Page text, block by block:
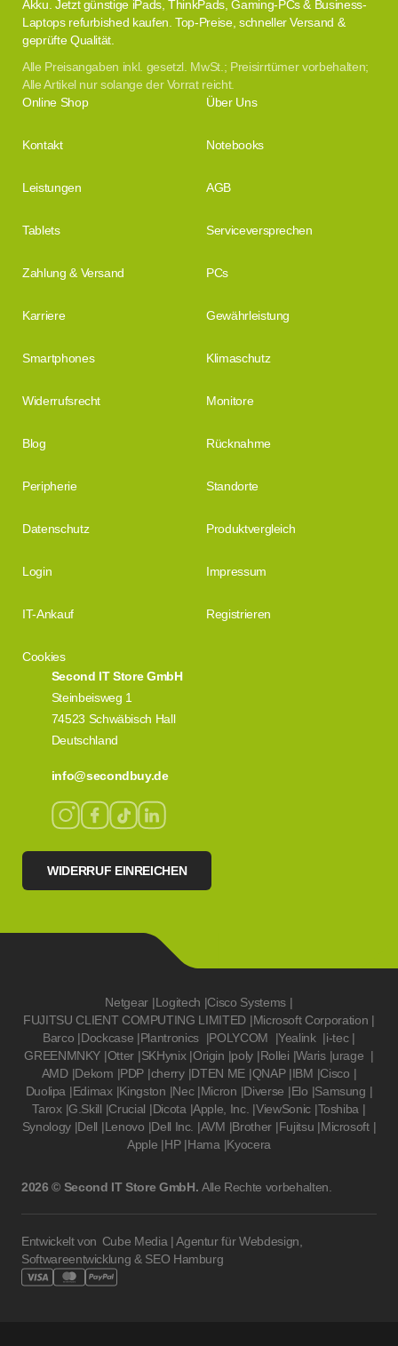
Akku. Jetzt günstige iPads, ThinkPads, Gaming-PCs & Business-
Laptops refurbished kaufen. Top-Preise, schneller Versand &
geprüfte Qualität.
Alle Preisangaben inkl. gesetzl. MwSt.; Preisirrtümer vorbehalten;
Alle Artikel nur solange der Vorrat reicht.
Second IT Store GmbH
Steinbeisweg 1
74523 Schwäbisch Hall
Deutschland
info@secondbuy.de
WIDERRUF EINREICHEN
Online Shop Über Uns
Kontakt Notebooks
Leistungen AGB
Tablets Serviceversprechen
Zahlung & Versand PCs
Karriere Gewährleistung
Smartphones Klimaschutz
Widerrufsrecht Monitore
Blog Rücknahme
Peripherie Standorte
Datenschutz Produktvergleich
Login Impressum
IT-Ankauf Registrieren
Cookies
Netgear |Logitech |Cisco Systems |
FUJITSU CLIENT COMPUTING LIMITED |Microsoft Corporation |
Barco |Dockcase |Plantronics |POLYCOM |Yealink |i-tec |
GREENMNKY |Otter |SKHynix |Origin |poly |Rollei |Waris |urage |
AMD |Dekom |PDP |cherry |DTEN ME |QNAP |IBM |Cisco |
Duolipa |Edimax |Kingston |Nec |Micron |Diverse |Elo |Samsung |
Tarox |G.Skill |Crucial |Dicota |Apple, Inc. |ViewSonic |Toshiba |
Synology |Dell |Lenovo |Dell Inc. |AVM |Brother |Fujitsu |Microsoft |
Apple |HP |Hama |Kyocera
2026 © Second IT Store GmbH. Alle Rechte vorbehalten.
Entwickelt von Cube Media | Agentur für Webdesign,
Softwareentwicklung & SEO Hamburg